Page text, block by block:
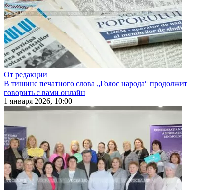
От редакции
В тишине печатного слова „Голос народа“ продолжит
говорить с вами онлайн
1 января 2026, 10:00